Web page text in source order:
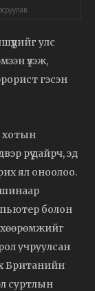
улс
үзэж,
гэсэн
хотын
рүү дайрч, эд
ял оноолоо.
болон
учруулсан
Британийн
суртлын